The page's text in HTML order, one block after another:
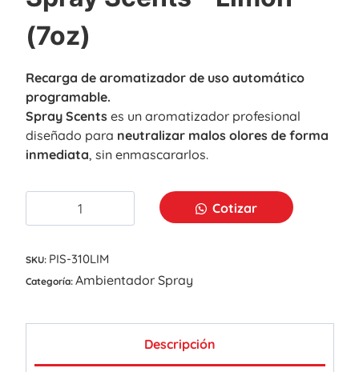
(7oz)
Recarga de aromatizador de uso automático
programable.
Spray Scentses un aromatizador profesional
diseñado para neutralizar malos olores de forma
inmediata, sin enmascararlos.
Cotizar
SKU: PIS-310LIM
Categoría: Ambientador Spray
Descripción